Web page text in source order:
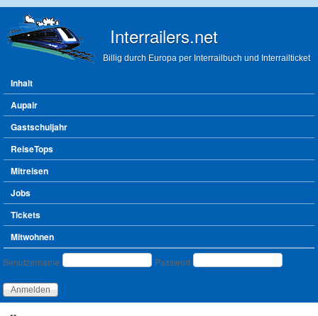
Interrailers.net
Billig durch Europa per Interrailbuch und Interrailticket
Hauptmenü
Inhalt
Aupair
Gastschuljahr
ReiseTops
Mitreisen
Jobs
Tickets
Mitwohnen
Benutzeranmeldung
Benutzername Passwort